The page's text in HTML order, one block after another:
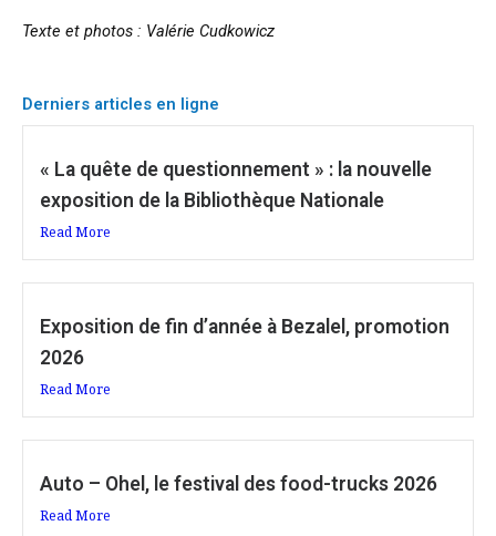
Texte et photos : Valérie Cudkowicz
Derniers articles en ligne
« La quête de questionnement » : la nouvelle
exposition de la Bibliothèque Nationale
Read More
Exposition de fin d’année à Bezalel, promotion
2026
Read More
Auto – Ohel, le festival des food-trucks 2026
Read More